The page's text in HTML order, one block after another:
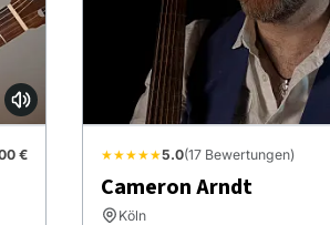
€ ★★★★★5.0(17 Bewertungen)
Cameron Arndt
Köln